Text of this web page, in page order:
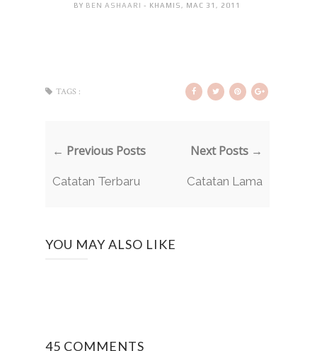
BY BEN ASHAARI- KHAMIS, MAC 31, 2011
TAGS :
← Previous Posts
Catatan Terbaru
Next Posts →
Catatan Lama
YOU MAY ALSO LIKE
45 COMMENTS